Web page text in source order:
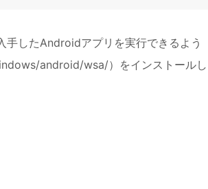
したAndroidアプリを実行できるよう
android/wsa/）をインストールし